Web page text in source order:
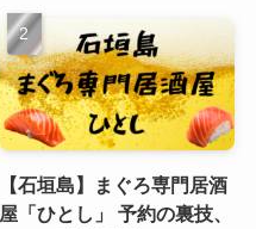
【石垣島】まぐろ専門居酒
屋「ひとし」 予約の裏技、